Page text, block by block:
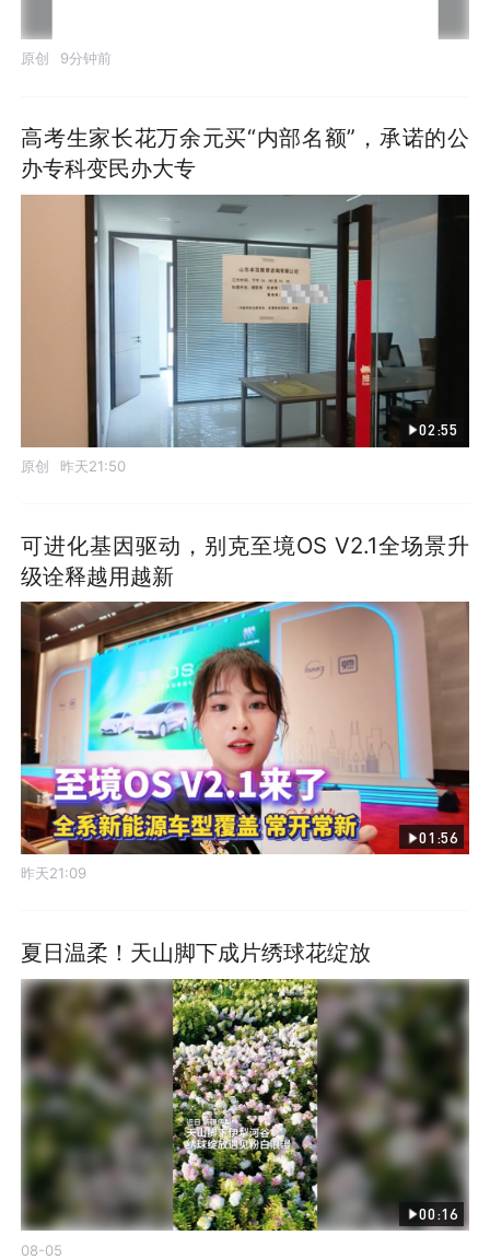
原创 9分钟前
高考生家长花万余元买“内部名额”，承诺的公
办专科变民办大专
02:55
原创 昨天21:50
可进化基因驱动，别克至境OS V2.1全场景升
级诠释越用越新
01:56
昨天21:09
夏日温柔！天山脚下成片绣球花绽放
00:16
08-05